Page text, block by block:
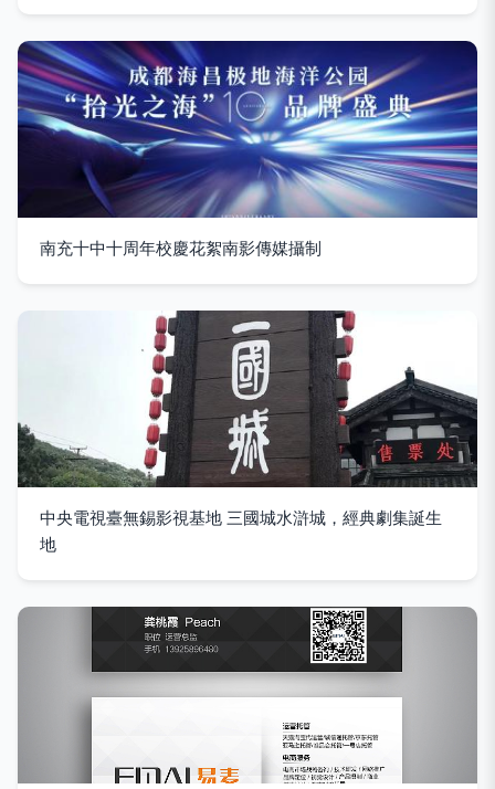
南充十中十周年校慶花絮南影傳媒攝制
中央電視臺無錫影視基地 三國城水滸城，經典劇集誕生
地